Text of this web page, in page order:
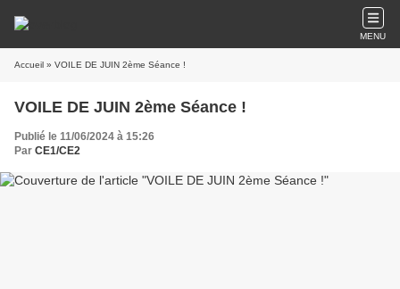
MENU
Accueil » VOILE DE JUIN 2ème Séance !
VOILE DE JUIN 2ème Séance !
Publié le 11/06/2024 à 15:26
Par CE1/CE2